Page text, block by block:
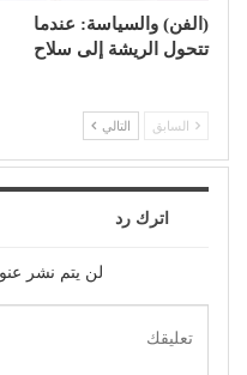
(الفن) والسياسة: عندما
تتحول الريشة إلى سلاح
السابق التالي
اترك رد
لن يتم نشر